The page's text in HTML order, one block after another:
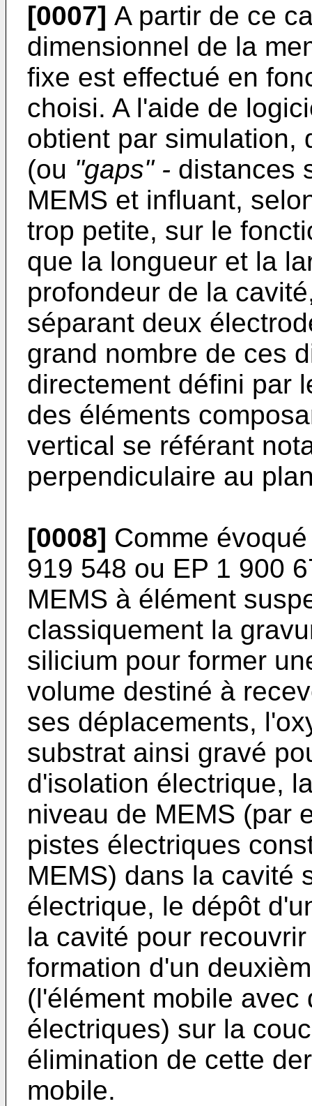
[0007] A partir de ce
dimensionnel de la
fixe est effectué en
choisi. A l'aide de
obtient par simulation,
(ou "gaps" - distances
MEMS et influant,
trop petite, sur le
que la longueur et la
profondeur de la
séparant deux
grand nombre de ces
directement défini par
des éléments
vertical se référant
perpendiculaire au
[0008] Comme
919 548 ou EP 1 900
MEMS à élément
classiquement la
silicium pour former
volume destiné à
ses déplacements,
substrat ainsi gravé
d'isolation électrique,
niveau de MEMS (par
pistes électriques
MEMS) dans la cavité
électrique, le dépôt
la cavité pour
formation d'un
(l'élément mobile
électriques) sur la
élimination de cette
mobile.